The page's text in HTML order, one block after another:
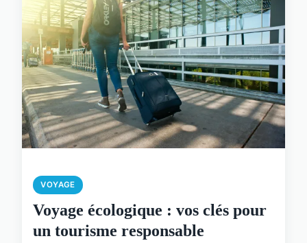
VOYAGE
Voyage écologique : vos clés pour
un tourisme responsable